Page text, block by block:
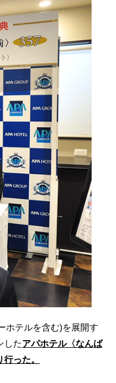
ホテルを含む)を展開す
したアパホテル〈なんば
った。